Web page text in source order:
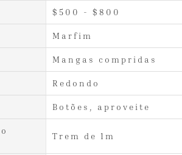
$500 - $800
Marfim
Mangas compridas
Redondo
Botões, aproveite
Trem de 1m